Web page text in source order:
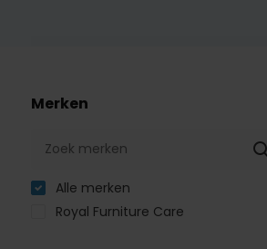
Merken
Alle merken
Royal Furniture Care